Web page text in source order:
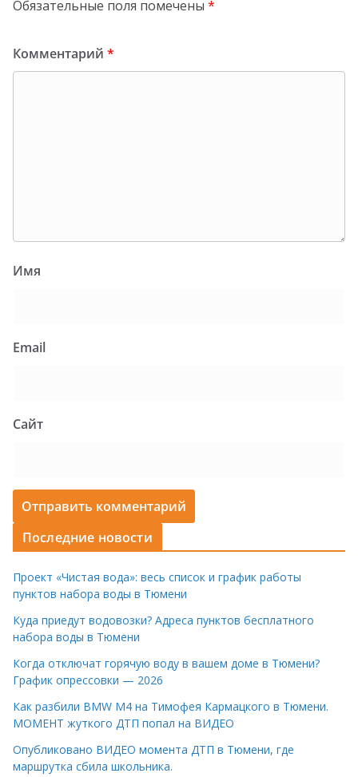
Обязательные поля помечены *
Комментарий *
Имя
Email
Сайт
Последние новости
Проект «Чистая вода»: весь список и график работы
пунктов набора воды в Тюмени
Куда приедут водовозки? Адреса пунктов бесплатного
набора воды в Тюмени
Когда отключат горячую воду в вашем доме в Тюмени?
График опрессовки — 2026
Как разбили BMW M4 на Тимофея Кармацкого в Тюмени.
МОМЕНТ жуткого ДТП попал на ВИДЕО
Опубликовано ВИДЕО момента ДТП в Тюмени, где
маршрутка сбила школьника.